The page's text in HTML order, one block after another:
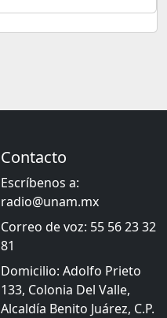
Contacto
Escríbenos a:
radio@unam.mx
Correo de voz: 55 56 23 32
81
Domicilio: Adolfo Prieto
133, Colonia Del Valle,
Alcaldía Benito Juárez, C.P.